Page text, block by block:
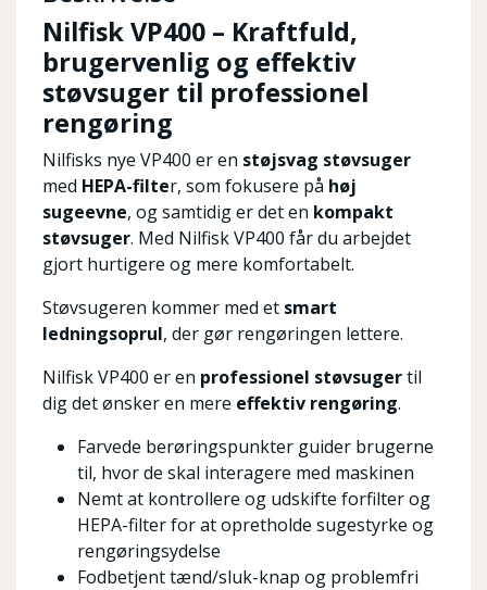
Nilfisk VP400 – Kraftfuld,
brugervenlig og effektiv
støvsuger til professionel
rengøring
Nilfisks nye VP400 er en støjsvag støvsuger
med HEPA-filter, som fokusere på høj
sugeevne, og samtidig er det en kompakt
støvsuger. Med Nilfisk VP400 får du arbejdet
gjort hurtigere og mere komfortabelt.
Støvsugeren kommer med et smart
ledningsoprul, der gør rengøringen lettere.
Nilfisk VP400 er en professionel støvsugertil
dig det ønsker en mere effektiv rengøring.
Farvede berøringspunkter guider brugerne
til, hvor de skal interagere med maskinen
Nemt at kontrollere og udskifte forfilter og
HEPA-filter for at opretholde sugestyrke og
rengøringsydelse
Fodbetjent tænd/sluk-knap og problemfri